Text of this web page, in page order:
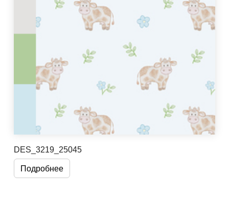
DES_3219_25045
Подробнее